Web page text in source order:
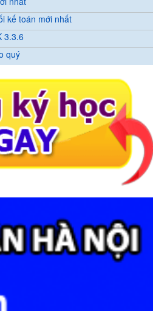
kế toán mới nhất
3.3.6
quý